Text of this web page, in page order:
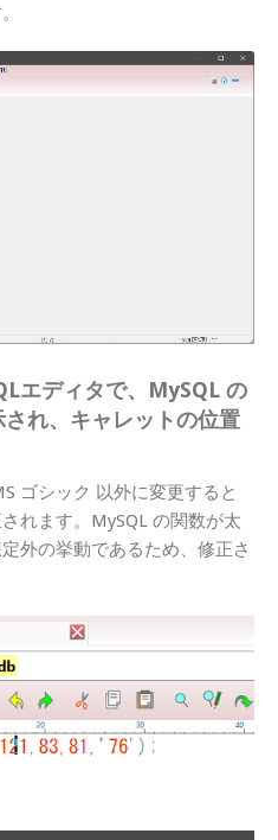
エディタで、MySQL の
れ、キャレットの位置
ゴシック 以外に変更すると
れます。MySQL の関数が太
外の挙動であるため、修正さ